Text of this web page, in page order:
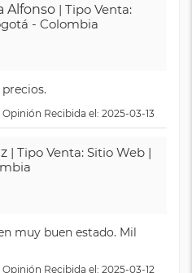
Alfonso | Tipo Venta:
- Colombia
Opinión Recibida el: 2025-03-13
| Tipo Venta: Sitio Web |
muy buen estado. Mil
Opinión Recibida el: 2025-03-12